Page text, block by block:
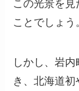
この光景を
ことでしょう
しかし、岩
き、北海道